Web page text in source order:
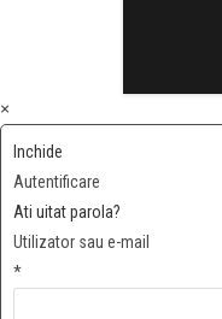
×
Inchide
Autentificare
Ati uitat parola?
Utilizator sau e-mail
*